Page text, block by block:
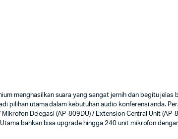
menghasilkan suara yang sangat jernih dan begitu jelas
pilihan utama dalam kebutuhan audio konferensi anda.
Delegasi (AP-809DU) / Extension Central Unit
bahkan bisa upgrade hingga 240 unit mikrofon